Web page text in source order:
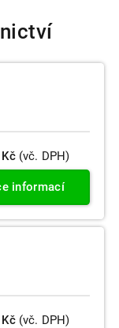
(vč. DPH)
informací
(vč. DPH)